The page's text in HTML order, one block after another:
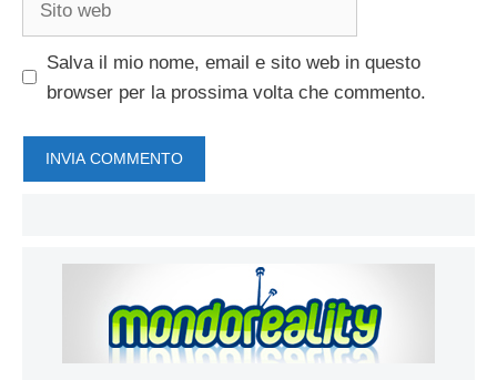
Salva il mio nome, email e sito web in questo
browser per la prossima volta che commento.